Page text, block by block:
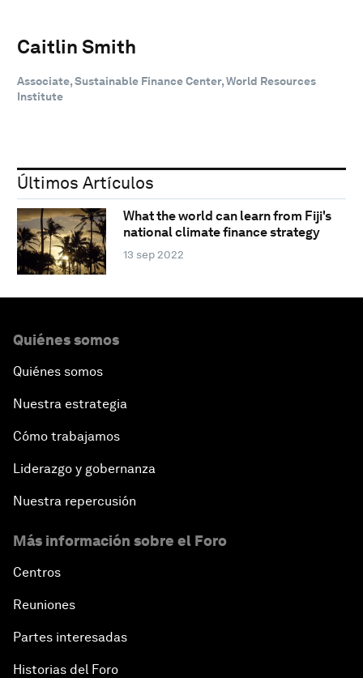
Caitlin Smith
Associate, Sustainable Finance Center, World Resources
Institute
Últimos Artículos
What the world can learn from Fiji's
national climate finance strategy
13 sep 2022
Quiénes somos
Quiénes somos
Nuestra estrategia
Cómo trabajamos
Liderazgo y gobernanza
Nuestra repercusión
Más información sobre el Foro
Centros
Reuniones
Partes interesadas
Historias del Foro